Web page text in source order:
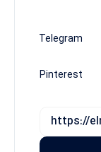
Telegram
Pinterest